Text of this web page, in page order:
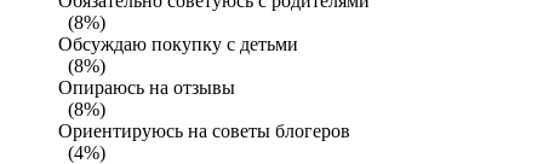
(8%)
Обсуждаю покупку с детьми
(8%)
Опираюсь на отзывы
(8%)
Ориентируюсь на советы блогеров
(4%)